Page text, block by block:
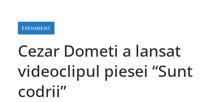
EVENIMENT
Cezar Dometi a lansat
videoclipul piesei “Sunt
codrii”